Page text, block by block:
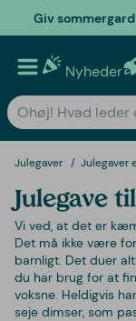
Giv
Nyheder
Julegaver Julegaver
Julegave
Vi ved, at det er
Det må ikke være
barnligt. Det duer
du har brug for at
voksne. Heldigvis
seje dimser, som